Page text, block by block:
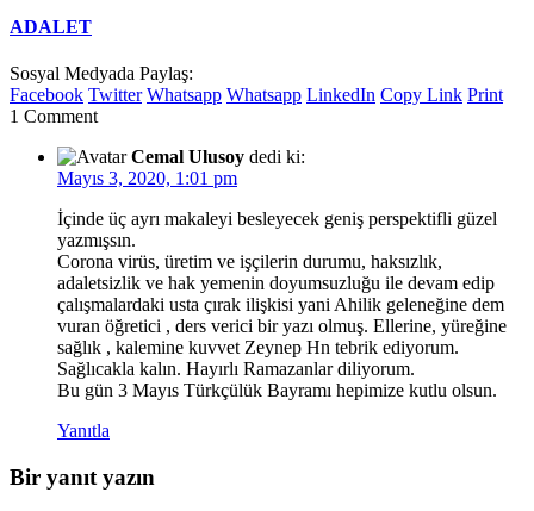
ADALET
Sosyal Medyada Paylaş:
Facebook Twitter Whatsapp Whatsapp LinkedIn Copy Link Print
1 Comment
Cemal Ulusoy dedi ki:
Mayıs 3, 2020, 1:01 pm
İçinde üç ayrı makaleyi besleyecek geniş perspektifli güzel
yazmışsın.
Corona virüs, üretim ve işçilerin durumu, haksızlık,
adaletsizlik ve hak yemenin doyumsuzluğu ile devam edip
çalışmalardaki usta çırak ilişkisi yani Ahilik geleneğine dem
vuran öğretici , ders verici bir yazı olmuş. Ellerine, yüreğine
sağlık , kalemine kuvvet Zeynep Hn tebrik ediyorum.
Sağlıcakla kalın. Hayırlı Ramazanlar diliyorum.
Bu gün 3 Mayıs Türkçülük Bayramı hepimize kutlu olsun.
Yanıtla
Bir yanıt yazın